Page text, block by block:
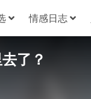
情感日志
了？